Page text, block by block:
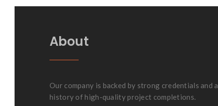
About
Our company is backed by strong credentials and a
history of high-quality project completions.